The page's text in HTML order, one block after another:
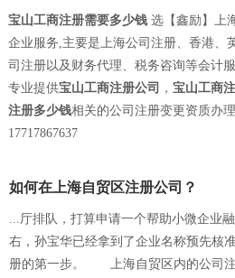
宝山工商注册需要多少钱选【鑫励】上
企业服务,主要是上海公司注册、香港、
司注册以及财务代理、税务咨询等会计
专业提供宝山工商注册公司 ， 宝山工商
注册多少钱相关的公司注册变更资质办
17717867637
如何在上海自贸区注册公司？
...厅排队，打算申请一个帮助小微企业
右，孙宝华已经拿到了企业名称预先核
册的第一步。 上海自贸区内的公司注